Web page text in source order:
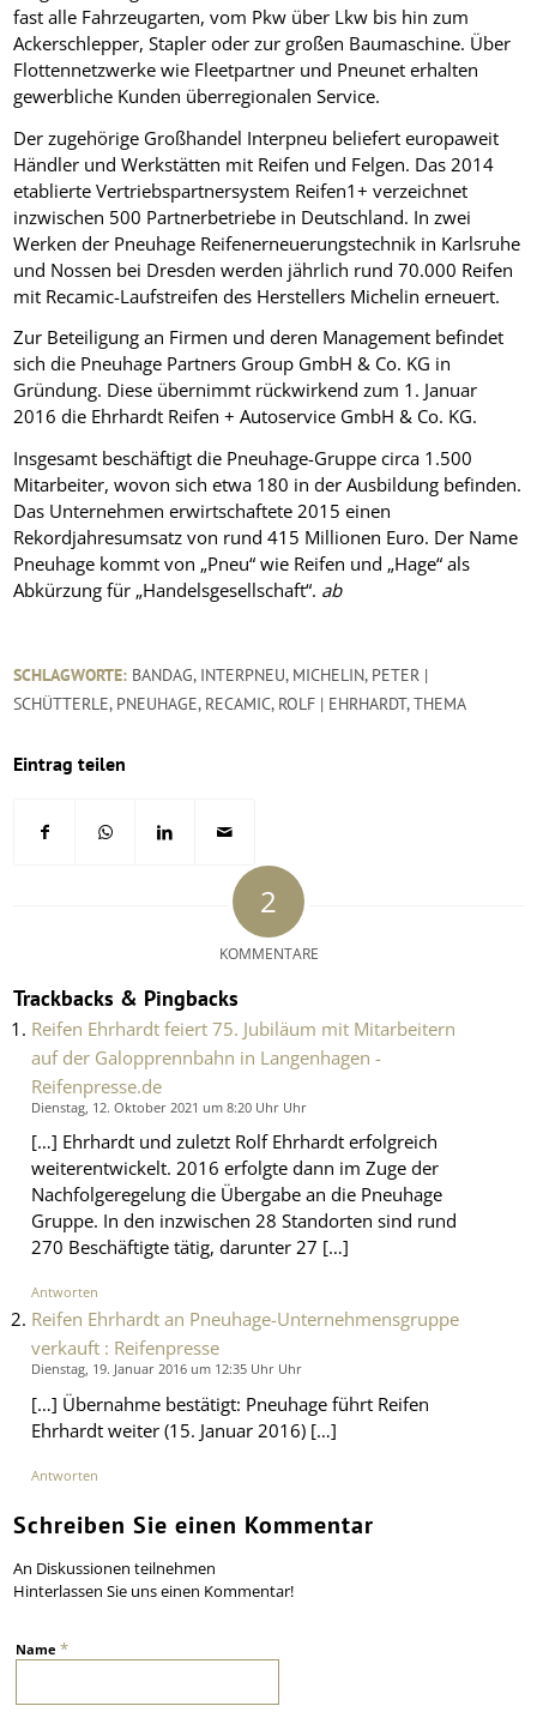
fast alle Fahrzeugarten, vom Pkw über Lkw bis hin zum
Ackerschlepper, Stapler oder zur großen Baumaschine. Über
Flottennetzwerke wie Fleetpartner und Pneunet erhalten
gewerbliche Kunden überregionalen Service.
Der zugehörige Großhandel Interpneu beliefert europaweit
Händler und Werkstätten mit Reifen und Felgen. Das 2014
etablierte Vertriebspartnersystem Reifen1+ verzeichnet
inzwischen 500 Partnerbetriebe in Deutschland. In zwei
Werken der Pneuhage Reifenerneuerungstechnik in Karlsruhe
und Nossen bei Dresden werden jährlich rund 70.000 Reifen
mit Recamic-Laufstreifen des Herstellers Michelin erneuert.
Zur Beteiligung an Firmen und deren Management befindet
sich die Pneuhage Partners Group GmbH & Co. KG in
Gründung. Diese übernimmt rückwirkend zum 1. Januar
2016 die Ehrhardt Reifen + Autoservice GmbH & Co. KG.
Insgesamt beschäftigt die Pneuhage-Gruppe circa 1.500
Mitarbeiter, wovon sich etwa 180 in der Ausbildung befinden.
Das Unternehmen erwirtschaftete 2015 einen
Rekordjahresumsatz von rund 415 Millionen Euro. Der Name
Pneuhage kommt von „Pneu“ wie Reifen und „Hage“ als
Abkürzung für „Handelsgesellschaft“. ab
SCHLAGWORTE: BANDAG, INTERPNEU, MICHELIN, PETER |
SCHÜTTERLE, PNEUHAGE, RECAMIC, ROLF | EHRHARDT,THEMA
Eintrag teilen
2
KOMMENTARE
Trackbacks & Pingbacks
Reifen Ehrhardt feiert 75. Jubiläum mit Mitarbeitern
auf der Galopprennbahn in Langenhagen -
Reifenpresse.de
Dienstag, 12. Oktober 2021 um 8:20 Uhr Uhr
[…] Ehrhardt und zuletzt Rolf Ehrhardt erfolgreich
weiterentwickelt. 2016 erfolgte dann im Zuge der
Nachfolgeregelung die Übergabe an die Pneuhage
Gruppe. In den inzwischen 28 Standorten sind rund
270 Beschäftigte tätig, darunter 27 […]
Antworten
Reifen Ehrhardt an Pneuhage-Unternehmensgruppe
verkauft : Reifenpresse
Dienstag, 19. Januar 2016 um 12:35 Uhr Uhr
[…] Übernahme bestätigt: Pneuhage führt Reifen
Ehrhardt weiter (15. Januar 2016) […]
Antworten
Schreiben Sie einen Kommentar
An Diskussionen teilnehmen
Hinterlassen Sie uns einen Kommentar!
Name*